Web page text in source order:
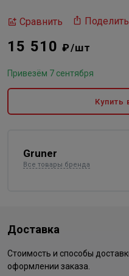
Сравнить
15 510₽/шт
Привезём 7 сентября
Купить
Gruner
Все товары бренда
Доставка
Стоимость и способы
оформлении заказа.